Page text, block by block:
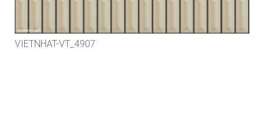
VIETNHAT-VT_4907